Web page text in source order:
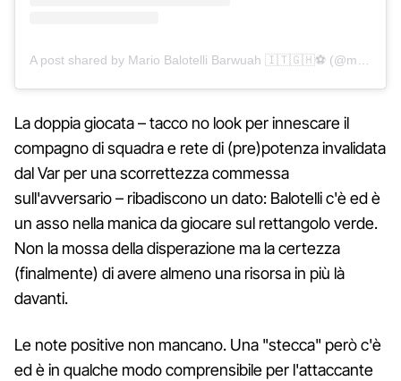
La doppia giocata – tacco no look per innescare il
compagno di squadra e rete di (pre)potenza invalidata
dal Var per una scorrettezza commessa
sull'avversario – ribadiscono un dato: Balotelli c'è ed è
un asso nella manica da giocare sul rettangolo verde.
Non la mossa della disperazione ma la certezza
(finalmente) di avere almeno una risorsa in più là
davanti.
Le note positive non mancano. Una "stecca" però c'è
ed è in qualche modo comprensibile per l'attaccante